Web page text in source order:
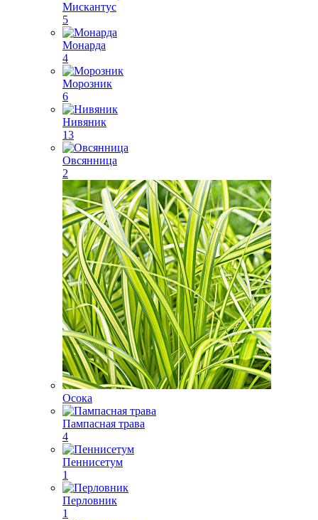
Мискантус
5
Монарда
4
Морозник
6
Нивяник
13
Овсянница
2
Осока
Пампасная трава
4
Пеннисетум
1
Перловник
1